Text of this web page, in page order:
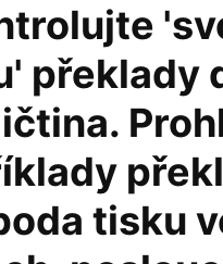
překlady
tisku